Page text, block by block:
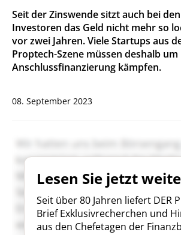
Seit der Zinswende sitzt auch bei
Investoren das Geld nicht mehr so
vor zwei Jahren. Viele Startups aus
Proptech-Szene müssen deshalb
Anschlussfinanzierung kämpfen.
08. September 2023
Lesen Sie jetzt
Seit über 80 Jahren liefert DER
Brief Exklusivrecherchen und
aus den Chefetagen der